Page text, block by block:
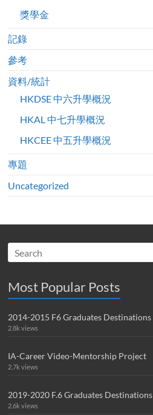
獎學金
記錄
參考
資料/統計
HKDSE 中六升學概況
HKAL 中七升學概況
HKCEE 中五升學概況
專題
Uncategorized
Most Popular Posts
2014-2015 F6 Graduates Destinations
2.8k views
IA-Career Video-Mentorship Project
2.7k views
2019-2020 F.6 Graduates Destinations
2.6k views